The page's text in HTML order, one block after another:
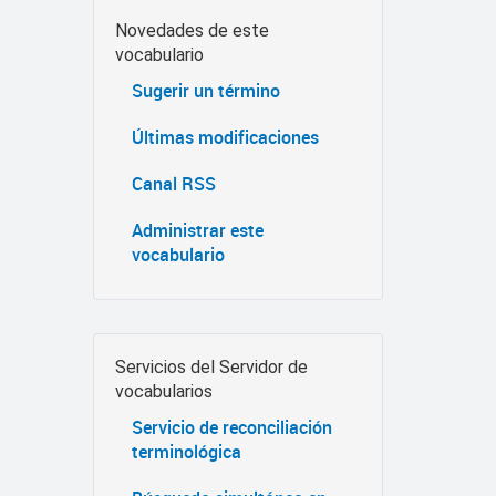
Novedades de este
vocabulario
Sugerir un término
Últimas modificaciones
Canal RSS
Administrar este
vocabulario
Servicios del Servidor de
vocabularios
Servicio de reconciliación
terminológica